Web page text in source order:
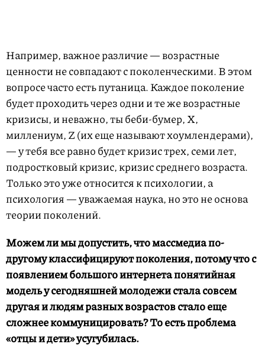
Например, важное различие — возрастные
ценности не совпадают с поколенческими. В этом
вопросе часто есть путаница. Каждое поколение
будет проходить через одни и те же возрастные
кризисы, и неважно, ты беби-бумер, X,
миллениум, Z (их еще называют хоумлендерами),
— у тебя все равно будет кризис трех, семи лет,
подростковый кризис, кризис среднего возраста.
Только это уже относится к психологии, а
психология — уважаемая наука, но это не основа
теории поколений.
Можем ли мы допустить, что массмедиа по-
другому классифицируют поколения, потому что с
появлением большого интернета понятийная
модель у сегодняшней молодежи стала совсем
другая и людям разных возрастов стало еще
сложнее коммуницировать? То есть проблема
«отцы и дети» усугубилась.